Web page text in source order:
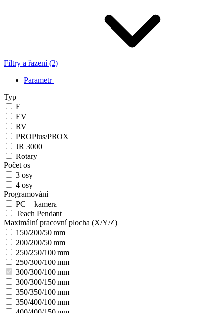
Filtry a řazení (2)
Parametr
Typ
E
EV
RV
PROPlus/PROX
JR 3000
Rotary
Počet os
3 osy
4 osy
Programování
PC + kamera
Teach Pendant
Maximální pracovní plocha (X/Y/Z)
150/200/50 mm
200/200/50 mm
250/250/100 mm
250/300/100 mm
300/300/100 mm
300/300/150 mm
350/350/100 mm
350/400/100 mm